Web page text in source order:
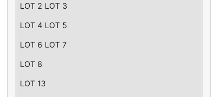
LOT 2 LOT 3
LOT 4 LOT 5
LOT 6 LOT 7
LOT 8
LOT 13